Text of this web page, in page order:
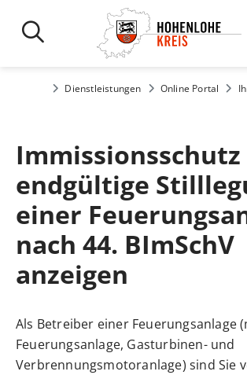
Online Portal
Dienstleistungen
Immissionsschutz
endgültige
einer
nach 44. BImSchV
anzeigen
Als Betreiber einer Feuerungsanlage
Feuerungsanlage, Gasturbinen- und
Verbrennungsmotoranlage) sind Sie